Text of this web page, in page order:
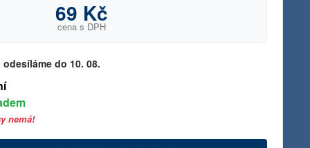
69 Kč
cena s DPH
do 10. 08.
nemá!